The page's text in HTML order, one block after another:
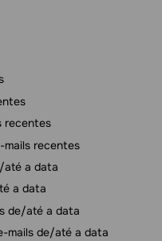
recentes
mails recentes
até a data
a data
de/até a data
mails de/até a data